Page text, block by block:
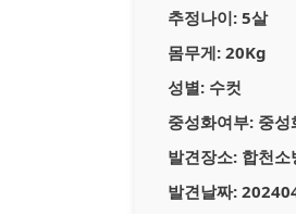
추정나이: 5살
몸무게: 20Kg
성별: 수컷
중성화여부: 중성
발견장소: 합천소
발견날짜: